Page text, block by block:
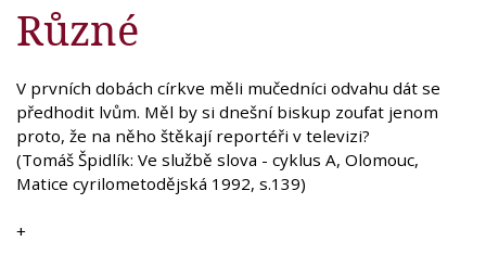
Různé
V prvních dobách církve měli mučedníci odvahu dát se
předhodit lvům. Měl by si dnešní biskup zoufat jenom
proto, že na něho štěkají reportéři v televizi?
(Tomáš Špidlík: Ve službě slova - cyklus A, Olomouc,
Matice cyrilometodějská 1992, s.139)
+